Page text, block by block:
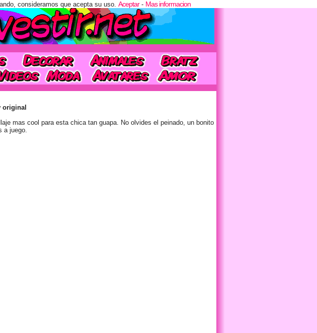
original
mas cool para esta chica tan guapa. No olvides el peinado, un bonito
a juego.
consideramos que acepta su uso. Aceptar- Mas informacion